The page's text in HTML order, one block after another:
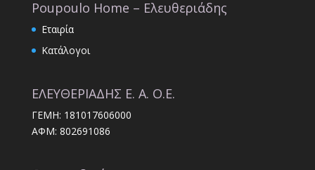
Poupoulo Home – Ελευθεριάδης
Εταιρία
Κατάλογοι
ΕΛΕΥΘΕΡΙΑΔΗΣ Ε. Α. Ο.Ε.
ΓΕΜΗ: 181017606000
ΑΦΜ: 802691086